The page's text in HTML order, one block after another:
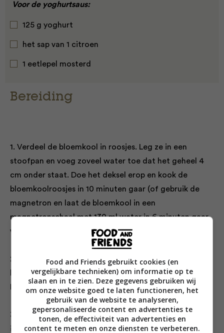
Voor de yoghurtsaus:
125 g yoghurt
het sap van 1 citroen
1 eetlepel mosterd
Bereiding
1. Verdeel de bloemkool in roosjes. Leg ze in een
stoofpan en voeg zoveel water toe dat het geheel 4
cm onder staat. Doe het deksel erop en kook de
bloemkoolroosjes in 10 minuten gaar (of gebruik de
magnetron en laat de bloemkool in een
magnetronschaal met 130 ml water in 6 minuten gaar
worden).
2. Leg de bloemkoolroosjes op een met bakpapier
beklede bakplaat en druppel er 2 eetlepels olie over.
Bestrooi met de kerrie.
3. Bak de bloemkoolroosjes goudbruin in 15-20 minuten
in een voorverwarmde oven op 190 °C.
Food and Friends gebruikt cookies (en
vergelijkbare technieken) om informatie op te
slaan en in te zien. Deze gegevens gebruiken wij
om onze website goed te laten functioneren, het
gebruik van de website te analyseren,
gepersonaliseerde content en advertenties te
tonen, de effectiviteit van advertenties en
content te meten en onze diensten te verbeteren.